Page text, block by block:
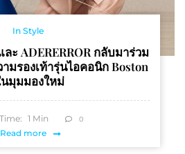
In Style
ะ ADERERROR กลับมาร่วม
มรองเท้ารุ่นไอคอนิก Boston
มุมมองใหม่
1 Min 0
Read more